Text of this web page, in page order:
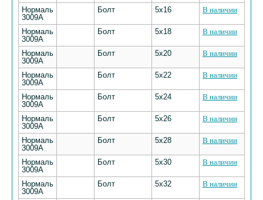
Нормаль
3009А
Болт 5х16 В наличии
Нормаль
3009А
Болт 5х18 В наличии
Нормаль
3009А
Болт 5х20 В наличии
Нормаль
3009А
Болт 5х22 В наличии
Нормаль
3009А
Болт 5х24 В наличии
Нормаль
3009А
Болт 5х26 В наличии
Нормаль
3009А
Болт 5х28 В наличии
Нормаль
3009А
Болт 5х30 В наличии
Нормаль
3009А
Болт 5х32 В наличии